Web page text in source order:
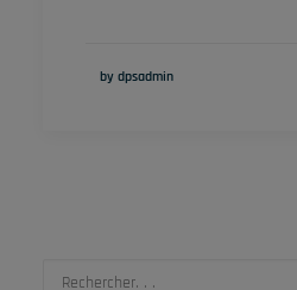
by dpsadmin